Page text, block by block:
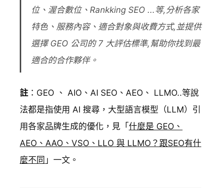
位、渥合數位、Rankking SEO ...等,分析各家
特色、服務內容、適合對象與收費方式,並提供
選擇 GEO 公司的 7 大評估標準,幫助你找到最
適合的合作夥伴。
註 ：GEO 、 AIO、AI SEO、AEO、 LLMO..等說
法都是指使用 AI 搜尋，大型語言模型（LLM）引
用各家品牌生成的優化，見「 什麼是 GEO、
AEO、AAO、VSO、LLO 與 LLMO？跟SEO有什
麼不同 」一文。